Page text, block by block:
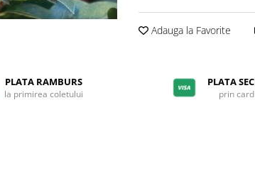
Adauga la Favorite
PLATA RAMBURS
la primirea coletului
PLATA
prin